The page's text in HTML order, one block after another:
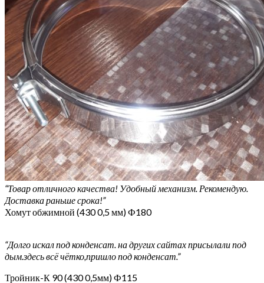
“Товар отличного качества! Удобный механизм. Рекомендую.
Доставка раньше срока!”
Хомут обжимной (430 0,5 мм) Ф180
“Долго искал под конденсат. на других сайтах присылали под
дым.здесь всё чётко,пришло под конденсат.”
Тройник-К 90 (430 0,5мм) Ф115